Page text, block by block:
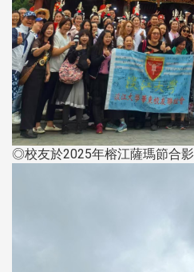
◎校友於2025年榕江薩瑪節合影